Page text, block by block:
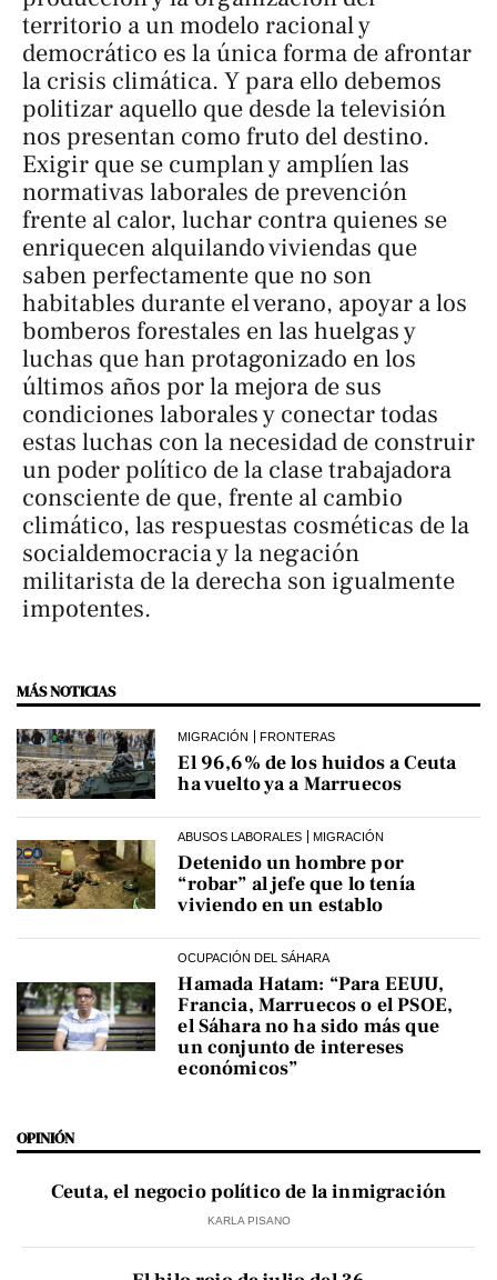
territorio a un modelo racional y
democrático es la única forma de afrontar
la crisis climática. Y para ello debemos
politizar aquello que desde la televisión
nos presentan como fruto del destino.
Exigir que se cumplan y amplíen las
normativas laborales de prevención
frente al calor, luchar contra quienes se
enriquecen alquilando viviendas que
saben perfectamente que no son
habitables durante el verano, apoyar a los
bomberos forestales en las huelgas y
luchas que han protagonizado en los
últimos años por la mejora de sus
condiciones laborales y conectar todas
estas luchas con la necesidad de construir
un poder político de la clase trabajadora
consciente de que, frente al cambio
climático, las respuestas cosméticas de la
socialdemocracia y la negación
militarista de la derecha son igualmente
impotentes.
MÁS NOTICIAS
MIGRACIÓN FRONTERAS
El 96,6% de los huidos a Ceuta
ha vuelto ya a Marruecos
ABUSOS LABORALES MIGRACIÓN
Detenido un hombre por
“robar” al jefe que lo tenía
viviendo en un establo
OCUPACIÓN DEL SÁHARA
Hamada Hatam: “Para EEUU,
Francia, Marruecos o el PSOE,
el Sáhara no ha sido más que
un conjunto de intereses
económicos”
OPINIÓN
Ceuta, el negocio político de la inmigración
KARLA PISANO